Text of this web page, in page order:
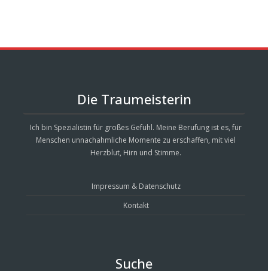
Die Traumeisterin
Ich bin Spezialistin für großes Gefühl. Meine Berufung ist es, für
Menschen unnachahmliche Momente zu erschaffen, mit viel
Herzblut, Hirn und Stimme.
Impressum & Datenschutz
Kontakt
Suche